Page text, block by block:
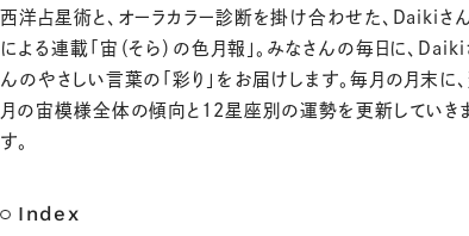
西洋占星術と、オーラカラー診断を掛け合わせた、Daikiさ
による連載「宙（そら）の色月報」。みなさんの毎日に、Daiki
んのやさしい言葉の「彩り」をお届けします。毎月の月末に
月の宙模様全体の傾向と12星座別の運勢を更新していき
す。
Index